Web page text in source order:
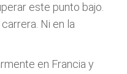
este punto bajo.
Ni en la
en Francia y